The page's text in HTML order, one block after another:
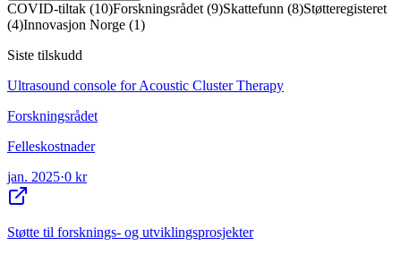
COVID-tiltak (10)Forskningsrådet (9)Skattefunn (8)Støtteregisteret
(4)Innovasjon Norge (1)
Siste tilskudd
Ultrasound console for Acoustic Cluster Therapy
Forskningsrådet
Felleskostnader
jan. 2025·0 kr
Støtte til forsknings- og utviklingsprosjekter